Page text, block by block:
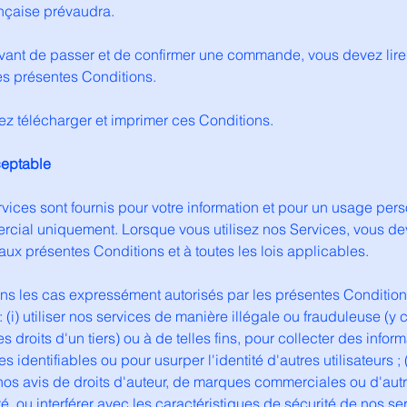
prévaudra.
de passer et de confirmer une commande, vous devez
présentes Conditions.
télécharger et imprimer ces Conditions.
sont fournis pour votre information et pour un usage
uniquement. Lorsque vous utilisez nos Services, vous
présentes Conditions et à toutes les lois applicables.
les cas expressément autorisés par les présentes
(i) utiliser nos services de manière illégale ou frauduleuse (y
droits d'un tiers) ou à de telles fins, pour collecter des
identifiables ou pour usurper l'identité d'autres utilisateurs ;
avis de droits d'auteur, de marques commerciales ou
ou interférer avec les caractéristiques de sécurité de nos